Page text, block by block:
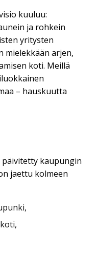
kuuluu:
ja rohkein
yritysten
mielekkään arjen,
koti. Meillä
– hauskuutta
kaupungin
jaettu kolmeen